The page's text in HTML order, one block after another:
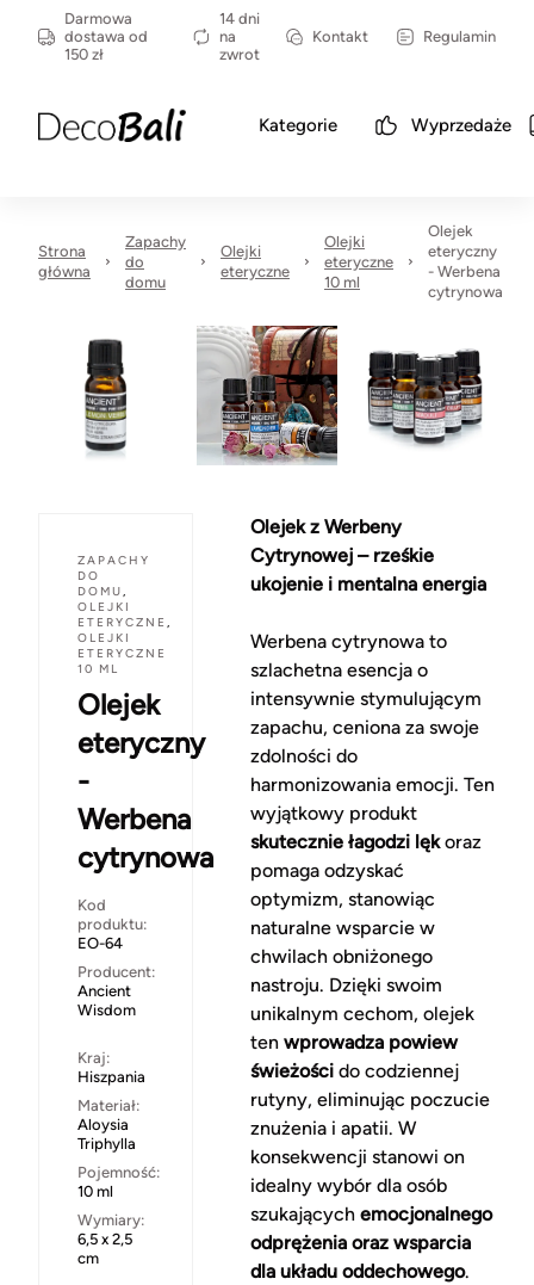
Darmowa
dostawa od
150 zł
14 dni
na
zwrot
Kontakt Regulamin
Kategorie Wyprzedaże
Strona
główna
Zapachy
do
domu
Olejki
eteryczne
Olejki
eteryczne
10 ml
Olejek
eteryczny
- Werbena
cytrynowa
ZAPACHY
DO
DOMU,
OLEJKI
ETERYCZNE ,
OLEJKI
ETERYCZNE
10 ML
Olejek
eteryczny
-
Werbena
cytrynowa
Kod
produktu:
EO-64
Producent:
Ancient
Wisdom
Kraj:
Hiszpania
Materiał:
Aloysia
Triphylla
Pojemność:
10 ml
Wymiary:
6,5 x 2,5
cm
Olejek z Werbeny
Cytrynowej – rześkie
ukojenie i mentalna energia
Werbena cytrynowa to
szlachetna esencja o
intensywnie stymulującym
zapachu, ceniona za swoje
zdolności do
harmonizowania emocji. Ten
wyjątkowy produkt
skutecznie łagodzi lękoraz
pomaga odzyskać
optymizm, stanowiąc
naturalne wsparcie w
chwilach obniżonego
nastroju. Dzięki swoim
unikalnym cechom, olejek
ten wprowadza powiew
świeżoścido codziennej
rutyny, eliminując poczucie
znużenia i apatii. W
konsekwencji stanowi on
idealny wybór dla osób
szukających emocjonalnego
odprężenia oraz wsparcia
dla układu oddechowego.